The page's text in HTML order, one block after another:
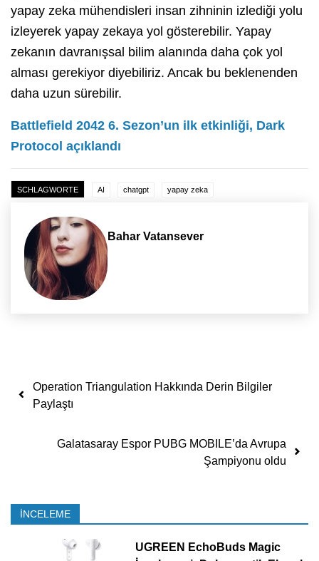
yapay zeka mühendisleri insan zihninin izlediği yolu
izleyerek yapay zekaya yol gösterebilir. Yapay
zekanın davranışsal bilim alanında daha çok yol
alması gerekiyor diyebiliriz. Ancak bu beklenenden
daha uzun sürebilir.
Battlefield 2042 6. Sezon’un ilk etkinliği, Dark
Protocol açıklandı
SCHLAGWORTE AI chatgpt yapay zeka
Bahar Vatansever
Yazı dolaşımı
Operation Triangulation Hakkında Derin Bilgiler
Paylaştı
Galatasaray Espor PUBG MOBILE’da Avrupa
Şampiyonu oldu
İNCELEME
UGREEN EchoBuds Magic